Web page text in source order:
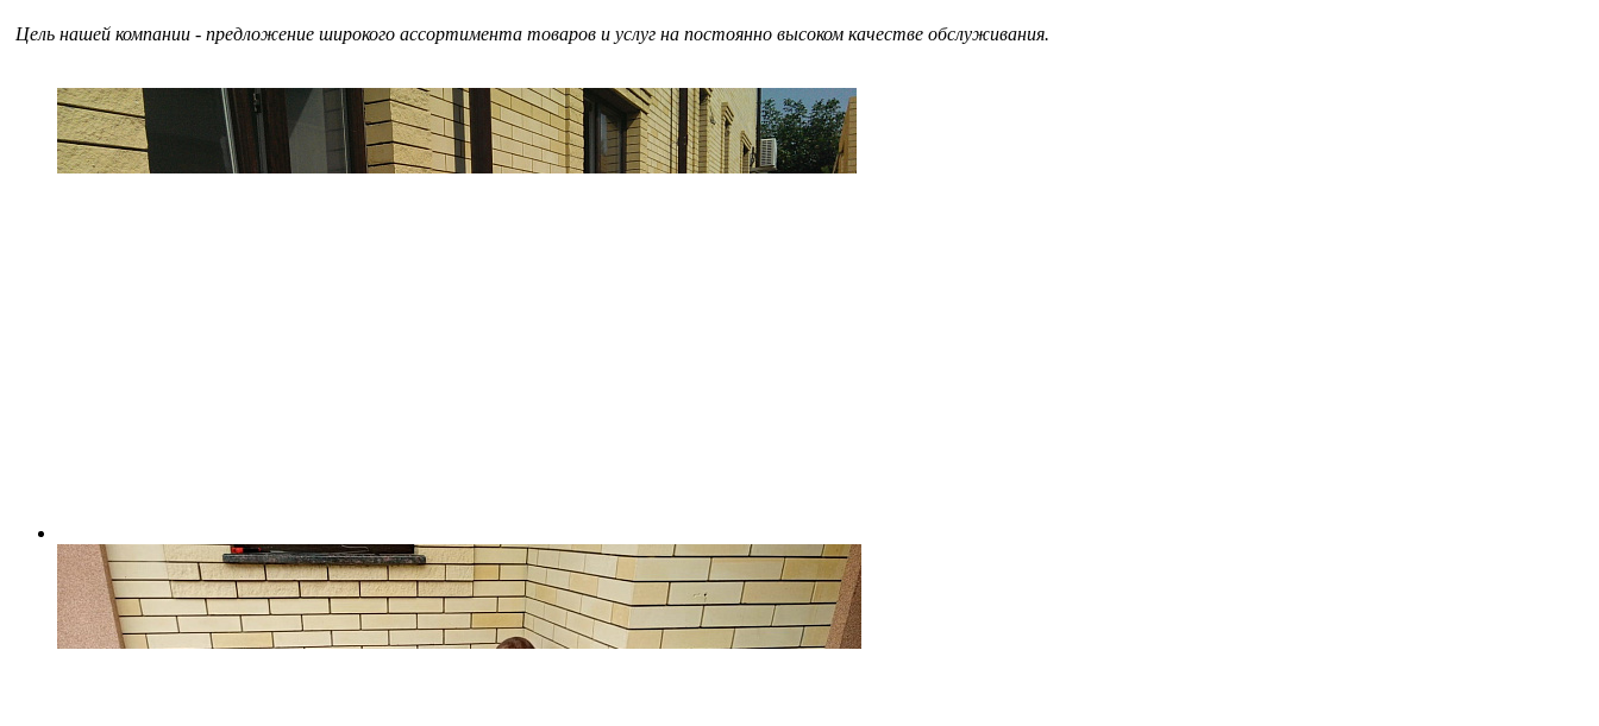
Цель нашей компании - предложение широкого ассортимента товаров и услуг на постоянно высоком качестве обслуживания.